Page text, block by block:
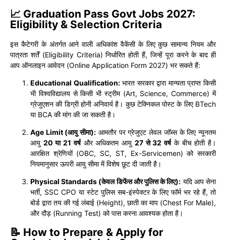
📈 Graduation Pass Govt Jobs 2027:
Eligibility & Selection Criteria
इस कैटेगरी के अंतर्गत आने वाली अधिकांश वैकेंसी के लिए कुछ सामान्य नियम और
पात्रता शर्तें (Eligibility Criteria) निर्धारित होती हैं, जिन्हें पूरा करने के बाद ही
आप ऑनलाइन आवेदन (Online Application Form 2027) भर सकते हैं:
Educational Qualification:भारत सरकार द्वारा मान्यता प्राप्त किसी
भी विश्वविद्यालय से किसी भी स्ट्रीम (Art, Science, Commerce) में
ग्रेजुएशन की डिग्री होनी अनिवार्य है। कुछ टेक्निकल पोस्ट के लिए BTech
या BCA की मांग की जा सकती है।
Age Limit (आयु सीमा): आमतौर पर ग्रेजुएट लेवल जॉब्स के लिए न्यूनतम
आयु 20 या 21 वर्षऔर अधिकतम आयु 27 से 32 वर्षके बीच होती है।
आरक्षित श्रेणियों (OBC, SC, ST, Ex-Servicemen) को सरकारी
नियमानुसार ऊपरी आयु सीमा में विशेष छूट दी जाती है।
Physical Standards (केवल डिफेंस और पुलिस के लिए): यदि आप सेना
भर्ती, SSC CPO या स्टेट पुलिस सब-इंस्पेक्टर के लिए फॉर्म भर रहे हैं, तो
बोर्ड द्वारा तय की गई लंबाई (Height), छाती का माप (Chest For Male),
और दौड़ (Running Test) को पास करना आवश्यक होता है।
📝 How to Prepare & Apply for